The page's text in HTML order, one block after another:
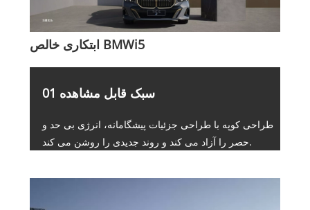
ابتکاری خالص BMWi5
01 سبک قابل مشاهده
طراحی کوپه با طراحی جزئیات پیشگامانه، انرژی بی حد و
حصر را آزاد می کند و روند جدیدی را روشن می کند.